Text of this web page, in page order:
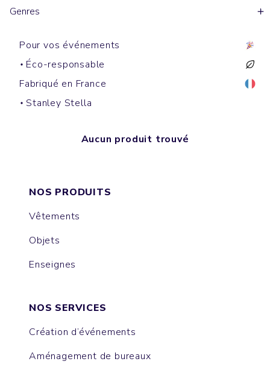
Genres
Pour vos événements
Éco-responsable
Fabriqué en France
Stanley Stella
Aucun produit trouvé
NOS PRODUITS
Vêtements
Objets
Enseignes
NOS SERVICES
Création d’événements
Aménagement de bureaux